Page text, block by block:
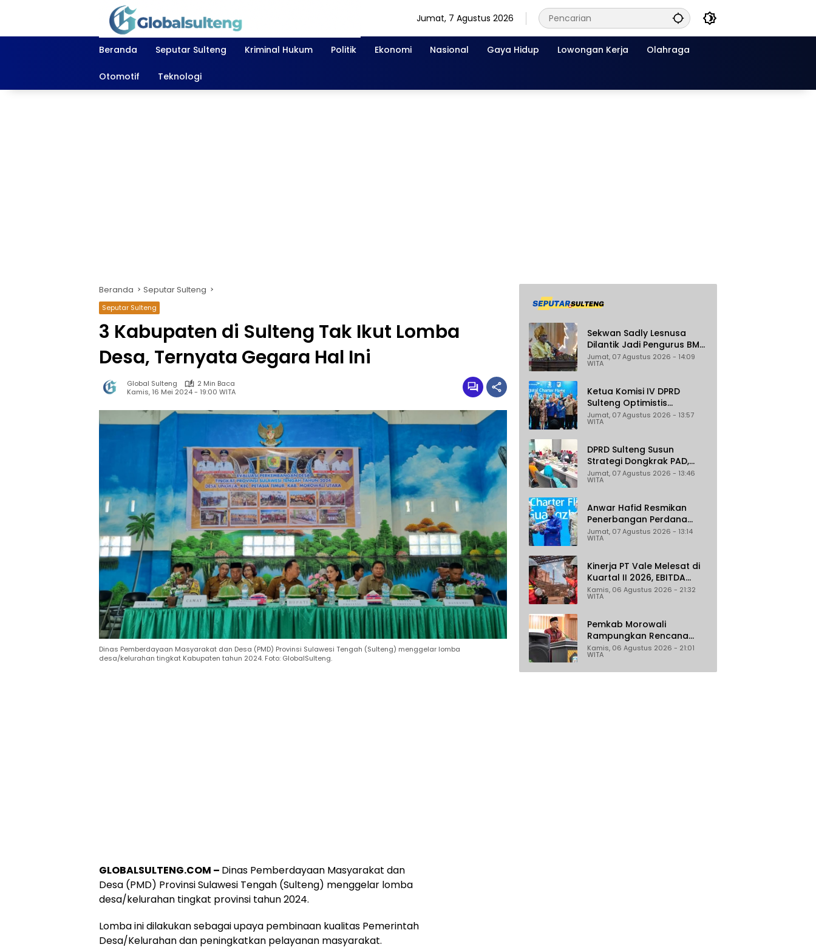
Jumat, 7 Agustus 2026
Beranda Seputar Sulteng Kriminal Hukum Politik Ekonomi Nasional Gaya Hidup Lowongan Kerja Olahraga
Otomotif Teknologi
Beranda Seputar Sulteng
Seputar Sulteng
3 Kabupaten di Sulteng Tak Ikut Lomba
Desa, Ternyata Gegara Hal Ini
Global Sulteng
2 Min Baca
Kamis, 16 Mei 2024 - 19:00 WITA
Dinas Pemberdayaan Masyarakat dan Desa (PMD) Provinsi Sulawesi Tengah (Sulteng) menggelar lomba
desa/kelurahan tingkat Kabupaten tahun 2024. Foto: GlobalSulteng.
GLOBALSULTENG.COM – Dinas Pemberdayaan Masyarakat dan
Desa (PMD) Provinsi Sulawesi Tengah (Sulteng) menggelar lomba
desa/kelurahan tingkat provinsi tahun 2024.
Lomba ini dilakukan sebagai upaya pembinaan kualitas Pemerintah
Desa/Kelurahan dan peningkatkan pelayanan masyarakat.
Sekwan Sadly Lesnusa
Dilantik Jadi Pengurus BMA
Sulteng Periode 2026–2031
Jumat, 07 Agustus 2026 - 14:09
WITA
Ketua Komisi IV DPRD
Sulteng Optimistis
Penerbangan Palu–
Guangzhou Dongkrak
Jumat, 07 Agustus 2026 - 13:57
WITA
DPRD Sulteng Susun
Strategi Dongkrak PAD,
Target Daerah Jadi
Pengelola Sekaligus
Jumat, 07 Agustus 2026 - 13:46
WITA
Anwar Hafid Resmikan
Penerbangan Perdana
Palu-Guangzhou, Sejumlah
Maskapai Jajaki Rute
Jumat, 07 Agustus 2026 - 13:14
WITA
Kinerja PT Vale Melesat di
Kuartal II 2026, EBITDA
Tumbuh 45 Persen
Kamis, 06 Agustus 2026 - 21:32
WITA
Pemkab Morowali
Rampungkan Rencana
Induk Iptek, Fokus pada
Riset dan Inovasi Daerah
Kamis, 06 Agustus 2026 - 21:01
WITA